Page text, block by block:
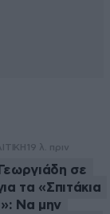
19 λ. πριν
σε
τα «Σπιτάκια
Να μην